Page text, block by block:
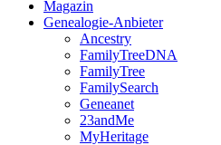
Magazin
Genealogie-Anbieter
Ancestry
FamilyTreeDNA
FamilyTree
FamilySearch
Geneanet
23andMe
MyHeritage